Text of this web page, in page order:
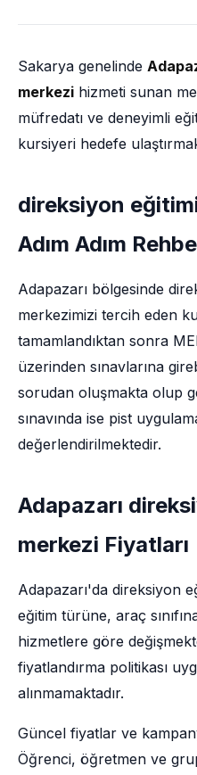
Sakarya genelinde
merkezi hizmeti sunan
müfredatı ve deneyimli
kursiyeri hedefe
direksiyon
Adım Adım
Adapazarı bölgesinde
merkezimizi tercih eden
tamamlandıktan sonra
üzerinden sınavlarına
sorudan oluşmakta olup
sınavında ise pist
değerlendirilmektedir.
Adapazarı
merkezi Fiyatları
Adapazarı'da direksiyon
eğitim türüne, araç
hizmetlere göre
fiyatlandırma politikası
alınmamaktadır.
Güncel fiyatlar ve
Öğrenci, öğretmen ve